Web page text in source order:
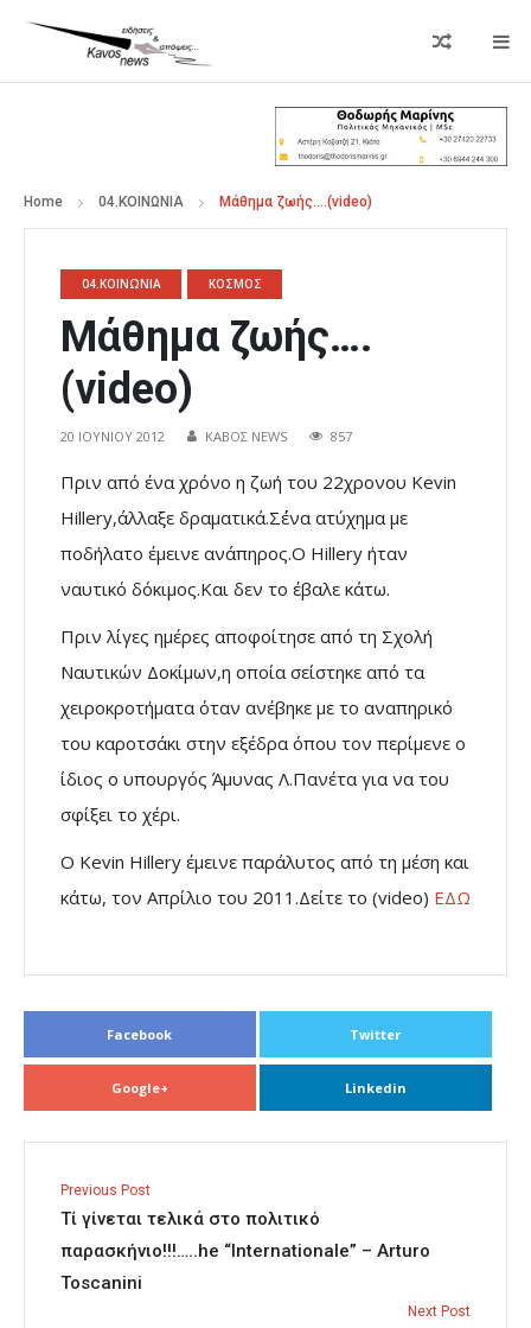
Home 04.ΚΟΙΝΩΝΙΑ Μάθημα ζωής….(video)
04.ΚΟΙΝΩΝΙΑ ΚΟΣΜΟΣ
Μάθημα ζωής….
(video)
20 ΙΟΥΝΊΟΥ 2012 ΚΑΒΟΣ NEWS 857
Πριν από ένα χρόνο η ζωή του 22χρονου Kevin
Hillery,άλλαξε δραματικά.Σ΄ένα ατύχημα με
ποδήλατο έμεινε ανάπηρος.Ο Hillery ήταν
ναυτικό δόκιμος.Και δεν το έβαλε κάτω.
Πριν λίγες ημέρες αποφοίτησε από τη Σχολή
Ναυτικών Δοκίμων,η οποία σείστηκε από τα
χειροκροτήματα όταν ανέβηκε με το αναπηρικό
του καροτσάκι στην εξέδρα όπου τον περίμενε ο
ίδιος ο υπουργός Άμυνας Λ.Πανέτα για να του
σφίξει το χέρι.
Ο Kevin Hillery έμεινε παράλυτος από τη μέση και
κάτω, τον Απρίλιο του 2011.Δείτε το (video) ΕΔΩ
Facebook Twitter
Google+ Linkedin
Previous Post
Τί γίνεται τελικά στο πολιτικό
παρασκήνιο!!!…..he “Internationale” – Arturo
Toscanini
Next Post